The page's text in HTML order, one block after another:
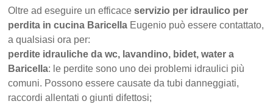
Oltre ad eseguire un efficaceservizio per idraulico per
perdita in cucina Baricella Eugenio può essere contattato,
a qualsiasi ora per:
perdite idrauliche da wc, lavandino, bidet, water a
Baricella: le perdite sono uno dei problemi idraulici più
comuni. Possono essere causate da tubi danneggiati,
raccordi allentati o giunti difettosi;